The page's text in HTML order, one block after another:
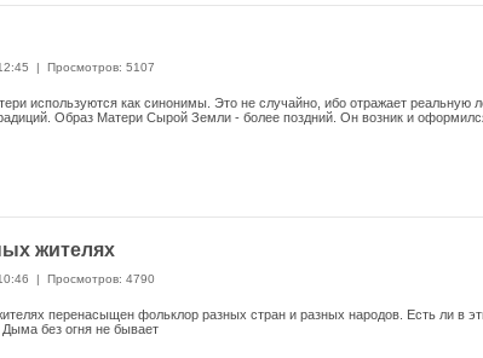
| Просмотров: 5107
используются как синонимы. Это не случайно, ибо отражает реальную
Образ Матери Сырой Земли - более поздний. Он возник и
жителях
| Просмотров: 4790
перенасыщен фольклор разных стран и разных народов. Есть ли в
Дыма без огня не бывает